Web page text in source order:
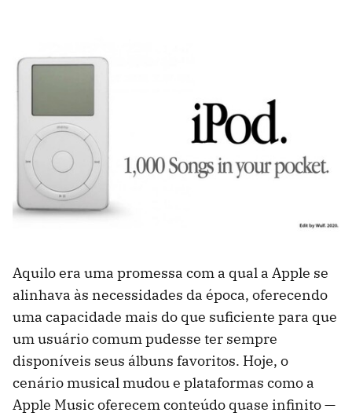
Aquilo era uma promessa com a qual a Apple se
alinhava às necessidades da época, oferecendo
uma capacidade mais do que suficiente para que
um usuário comum pudesse ter sempre
disponíveis seus álbuns favoritos. Hoje, o
cenário musical mudou e plataformas como a
Apple Music oferecem conteúdo quase infinito —